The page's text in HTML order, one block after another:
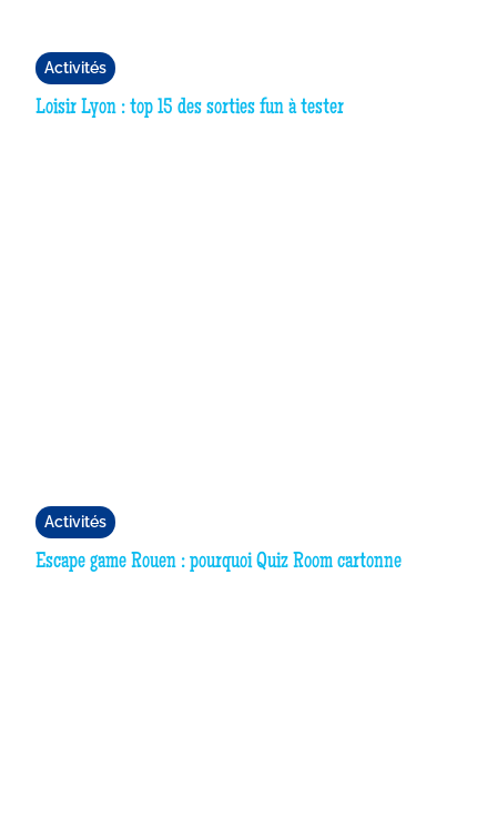
Activités
Loisir Lyon : top 15 des sorties fun à tester
Activités
Escape game Rouen : pourquoi Quiz Room cartonne